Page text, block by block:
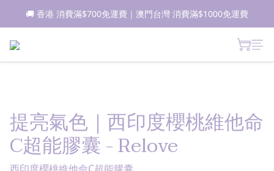
📦所有現貨商品1-2日內發貨｜預售商品7-10日內發貨
🚚 香港 消費滿$700免運費｜澳門台灣 消費滿$1000免運費
新朋友登記會員即獲$50購物金✨ 點擊了解更多詳情🔎
提亮氣色｜西印度櫻桃維他命
C超能膠囊 - Relove